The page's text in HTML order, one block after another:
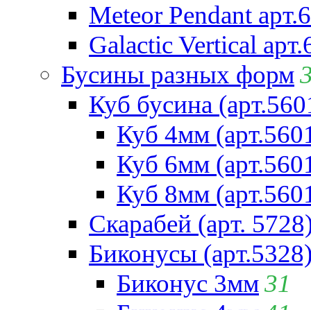
Meteor Pendant
Galactic Vertical
Бусины разных форм
Куб бусина
Куб 4мм
Куб 6мм
Куб 8мм
Скарабей (арт.
Биконусы
Биконус 3мм31